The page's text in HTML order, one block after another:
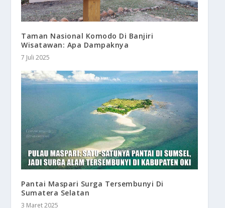
Taman Nasional Komodo Di Banjiri
Wisatawan: Apa Dampaknya
7 Juli 2025
Pantai Maspari Surga Tersembunyi Di
Sumatera Selatan
3 Maret 2025